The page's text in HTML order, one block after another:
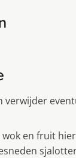
verwijder
en fruit